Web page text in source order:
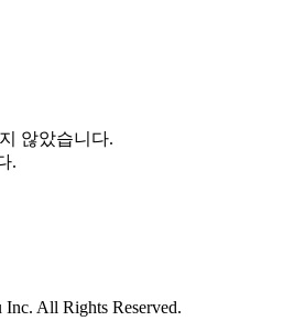
않았습니다.
.
Inc. All Rights Reserved.